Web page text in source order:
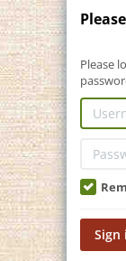
Please
Please
Sign